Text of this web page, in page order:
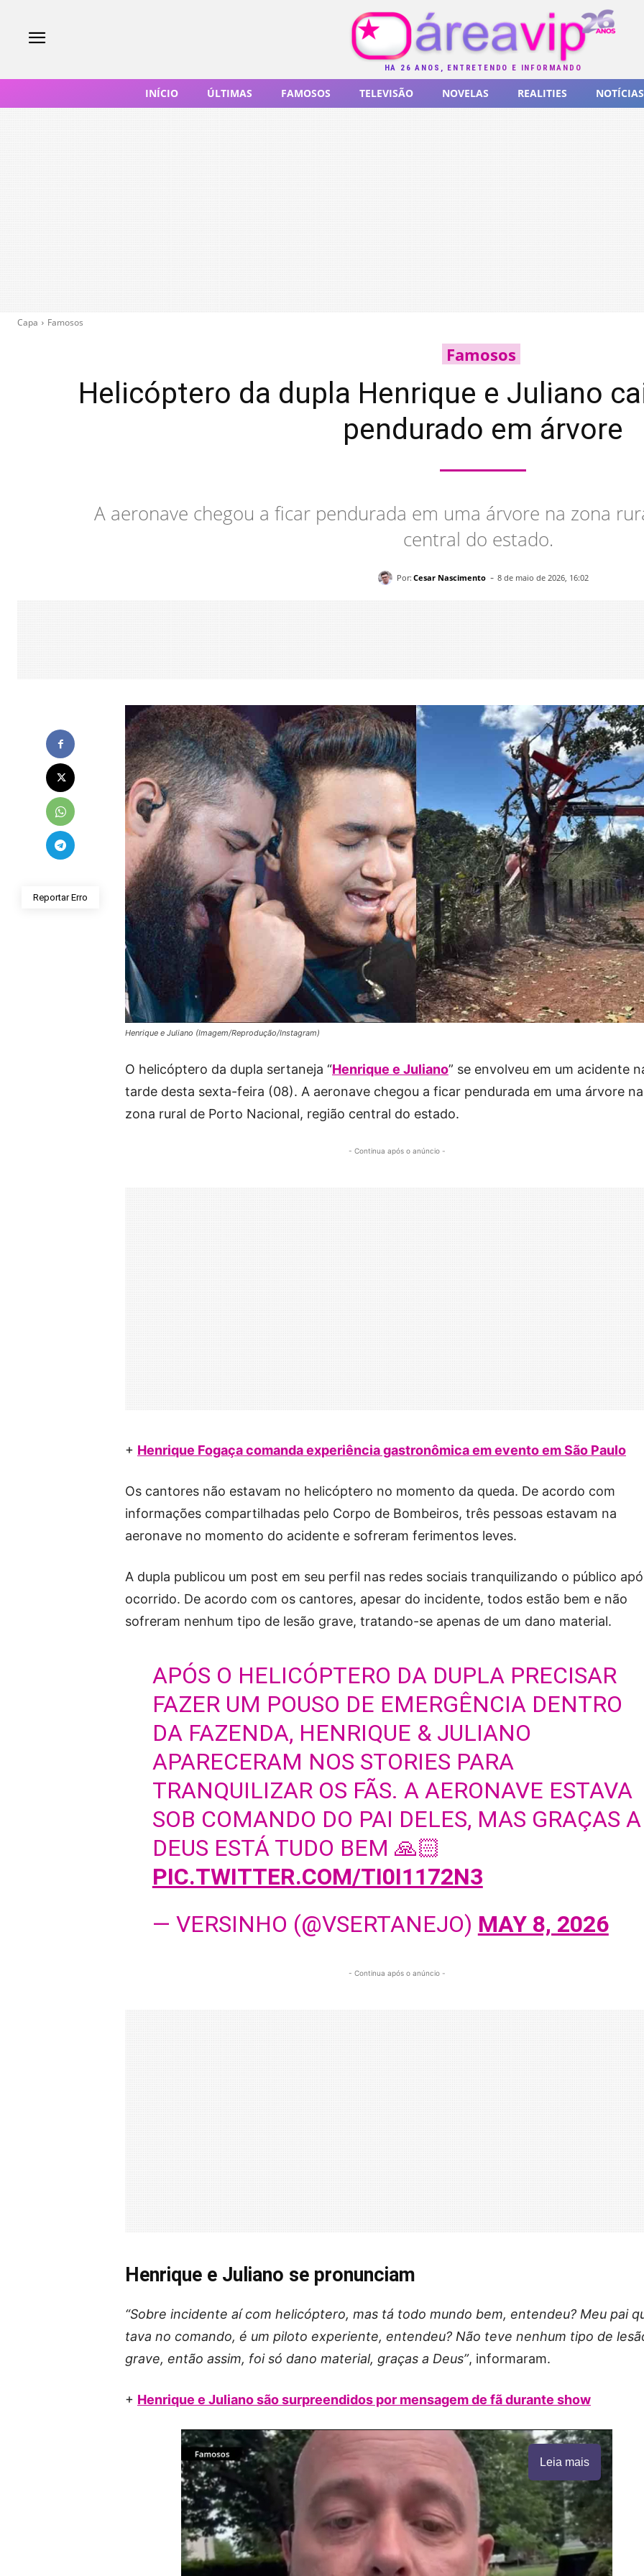
HÁ 26 ANOS, ENTRETENDO E INFORMANDO
INÍCIO ÚLTIMAS FAMOSOS TELEVISÃO NOVELAS REALITIES NOTÍCIAS
Capa Famosos
Famosos
Helicóptero da dupla Henrique e Juliano
pendurado em árvore
A aeronave chegou a ficar pendurada em uma árvore na zona
central do estado.
Por: Cesar Nascimento - 8 de maio de 2026, 16:02
Reportar Erro
Henrique e Juliano (Imagem/Reprodução/Instagram)
O helicóptero da dupla sertaneja “Henrique e Juliano” se envolveu em um acidente
tarde desta sexta-feira (08). A aeronave chegou a ficar pendurada em uma árvore na
zona rural de Porto Nacional, região central do estado.
- Continua após o anúncio -
+ Henrique Fogaça comanda experiência gastronômica em evento em São Paulo
Os cantores não estavam no helicóptero no momento da queda. De acordo com
informações compartilhadas pelo Corpo de Bombeiros, três pessoas estavam na
aeronave no momento do acidente e sofreram ferimentos leves.
A dupla publicou um post em seu perfil nas redes sociais tranquilizando o público
ocorrido. De acordo com os cantores, apesar do incidente, todos estão bem e não
sofreram nenhum tipo de lesão grave, tratando-se apenas de um dano material.
APÓS O HELICÓPTERO DA DUPLA PRECISAR
FAZER UM POUSO DE EMERGÊNCIA DENTRO
DA FAZENDA, HENRIQUE & JULIANO
APARECERAM NOS STORIES PARA
TRANQUILIZAR OS FÃS. A AERONAVE ESTAVA
SOB COMANDO DO PAI DELES, MAS GRAÇAS A
DEUS ESTÁ TUDO BEM 🙏🏻
PIC.TWITTER.COM/TI0I1172N3
— VERSINHO (@VSERTANEJO) MAY 8, 2026
- Continua após o anúncio -
Henrique e Juliano se pronunciam
“Sobre incidente aí com helicóptero, mas tá todo mundo bem, entendeu? Meu pai
tava no comando, é um piloto experiente, entendeu? Não teve nenhum tipo de
grave, então assim, foi só dano material, graças a Deus”, informaram.
+ Henrique e Juliano são surpreendidos por mensagem de fã durante show
Leia mais